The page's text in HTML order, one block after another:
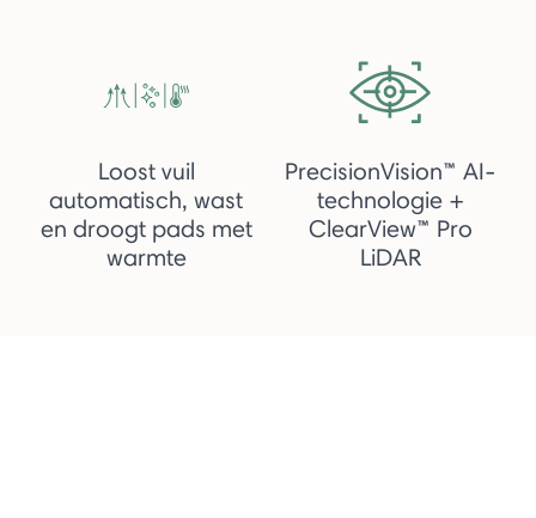
Loost vuil
automatisch, wast
en droogt pads met
warmte
PrecisionVision™ AI-
technologie +
ClearView™ Pro
LiDAR